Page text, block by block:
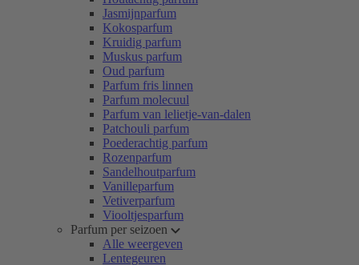
Jasmijnparfum
Kokosparfum
Kruidig parfum
Muskus parfum
Oud parfum
Parfum fris linnen
Parfum molecuul
Parfum van lelietje-van-dalen
Patchouli parfum
Poederachtig parfum
Rozenparfum
Sandelhoutparfum
Vanilleparfum
Vetiverparfum
Viooltjesparfum
Parfum per seizoen
Alle weergeven
Lentegeuren